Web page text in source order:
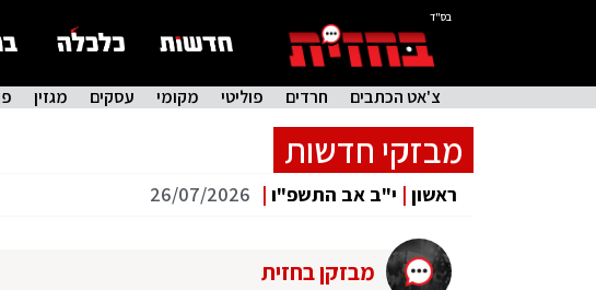
בס"ד
צ'אט הכתבים חרדים פוליטי מקומי עסקים מגזין
מבזקי חדשות
ראשון | י"ב אב התשפ"ו |
26/07/2026
מבזקן בחזית